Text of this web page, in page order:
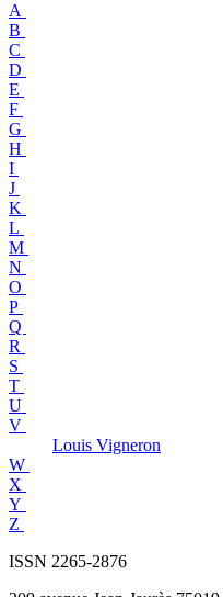
A
B
C
D
E
F
G
H
I
J
K
L
M
N
O
P
Q
R
S
T
U
V
Louis Vigneron
W
X
Y
Z
ISSN 2265-2876